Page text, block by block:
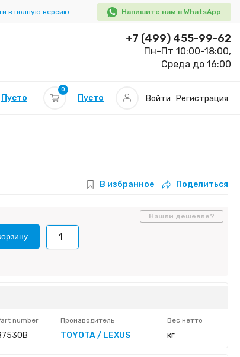
в полную версию Напишите нам в WhatsApp
+7 (499) 455-99-62
Пн-Пт 10:00-18:00,
Среда до 16:00
Пусто
0
Пусто Войти Регистрация
В избранное Поделиться
Нашли дешевле?
number Производитель Вес нетто
TOYOTA / LEXUS кг